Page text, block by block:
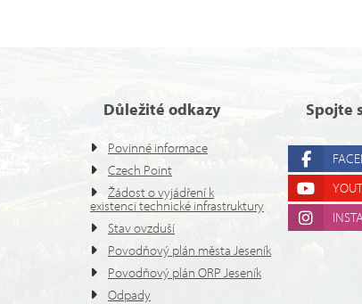
Důležité odkazy
Povinné informace
Czech Point
Žádost o vyjádření k
existenci technické infrastruktury
Stav ovzduší
Povodňový plán města Jeseník
Povodňový plán ORP Jeseník
Odpady
Spojte